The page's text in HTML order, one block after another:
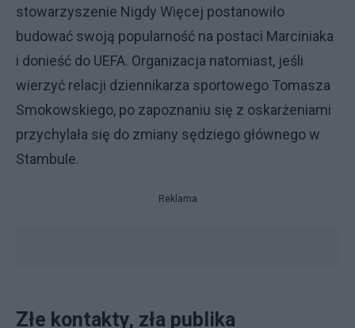
stowarzyszenie Nigdy Więcej postanowiło
budować swoją popularność na postaci Marciniaka
i donieść do UEFA. Organizacja natomiast, jeśli
wierzyć relacji dziennikarza sportowego Tomasza
Smokowskiego, po zapoznaniu się z oskarżeniami
przychylała się do zmiany sędziego głównego w
Stambule.
Reklama
Złe kontakty, zła publika